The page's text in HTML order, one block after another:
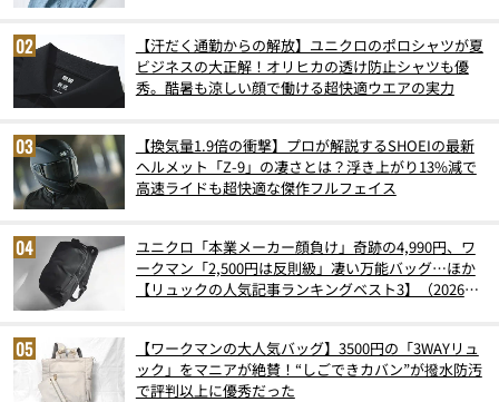
【汗だく通勤からの解放】ユニクロのポロシャツが夏
ビジネスの大正解！オリヒカの透け防止シャツも優
秀。酷暑も涼しい顔で働ける超快適ウエアの実力
【換気量1.9倍の衝撃】プロが解説するSHOEIの最新
ヘルメット「Z-9」の凄さとは？浮き上がり13%減で
高速ライドも超快適な傑作フルフェイス
ユニクロ「本業メーカー顔負け」奇跡の4,990円、ワ
ークマン「2,500円は反則級」凄い万能バッグ…ほか
【リュックの人気記事ランキングベスト3】（2026年
【ワークマンの大人気バッグ】3500円の「3WAYリュ
ック」をマニアが絶賛！“しごできカバン”が撥水防汚
で評判以上に優秀だった